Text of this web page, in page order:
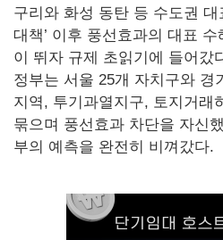
구리와 화성 동탄 등 수도권 대
대책’ 이후 풍선효과의 대표
이 뛰자 규제 초읽기에 들어갔
정부는 서울 25개 자치구와 경
지역, 투기과열지구, 토지거래
묶으며 풍선효과 차단을 자신
부의 예측을 완전히 비껴갔다.